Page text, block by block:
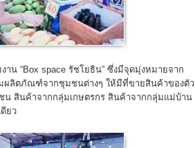
“Box space รัชโยธิน” ซึ่งมีจุดมุ่งหมายจาก
มผลิตภัณฑ์จากชุมชนต่างๆ ให้มีที่ขายสินค้าของตัว
สินค้าจากกลุ่มเกษตรกร สินค้าจากกลุ่มแม่บ้าน
ยว